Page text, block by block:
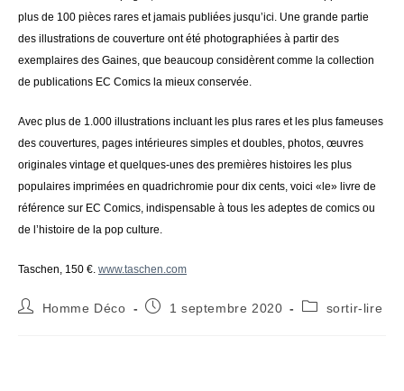
plus de 100 pièces rares et jamais publiées jusqu’ici. Une grande partie
des illustrations de couverture ont été photographiées à partir des
exemplaires des Gaines, que beaucoup considèrent comme la collection
de publications EC Comics la mieux conservée.
Avec plus de 1.000 illustrations incluant les plus rares et les plus fameuses
des couvertures, pages intérieures simples et doubles, photos, œuvres
originales vintage et quelques-unes des premières histoires les plus
populaires imprimées en quadrichromie pour dix cents, voici «le» livre de
référence sur EC Comics, indispensable à tous les adeptes de comics ou
de l’histoire de la pop culture.
Taschen, 150 €. www.taschen.com
Auteur/autrice
Homme Déco
Publication
1 septembre 2020
Postsortir-lire